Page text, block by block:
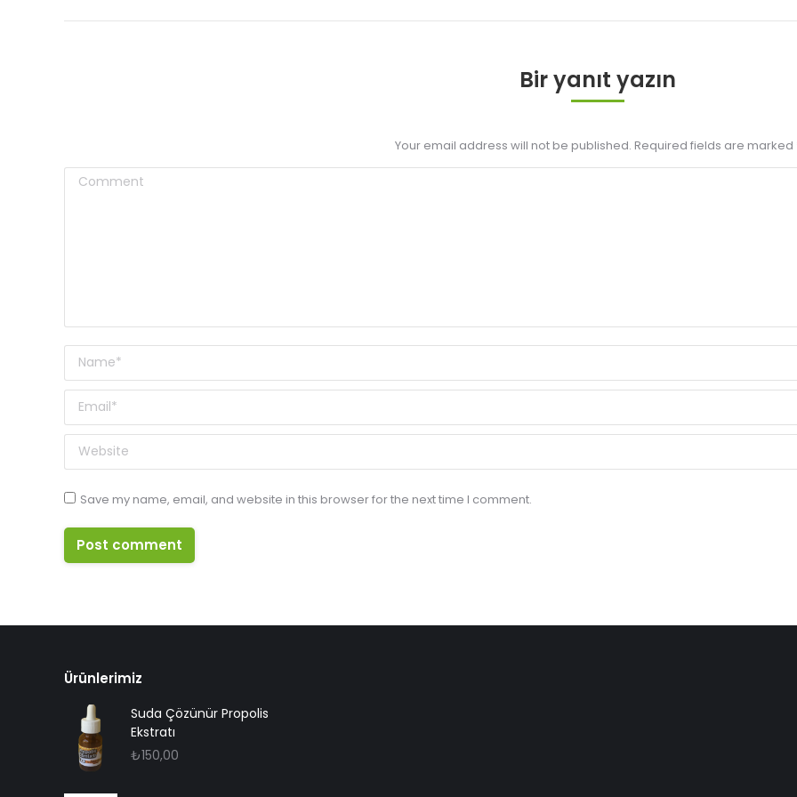
Bir yanıt yazın
Your email address will not be published. Required fields are marked
Comment
Name *
Email *
Website
Save my name, email, and website in this browser for the next time I comment.
Post comment
Ürünlerimiz
Suda Çözünür Propolis
Ekstratı
₺150,00